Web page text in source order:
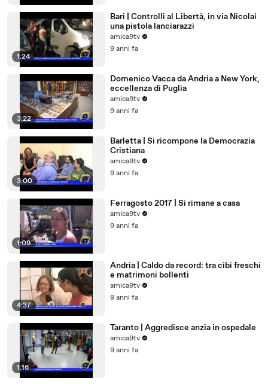
1:24
Bari | Controlli al Libertà, in via Nicolai
una pistola lanciarazzi
amica9tv
9 anni fa
3:22
Domenico Vacca da Andria a New York,
eccellenza di Puglia
amica9tv
9 anni fa
3:00
Barletta | Si ricompone la Democrazia
Cristiana
amica9tv
9 anni fa
1:09
Ferragosto 2017 | Si rimane a casa
amica9tv
9 anni fa
4:37
Andria | Caldo da record: tra cibi freschi
e matrimoni bollenti
amica9tv
9 anni fa
1:16
Taranto | Aggredisce anzia in ospedale
amica9tv
9 anni fa